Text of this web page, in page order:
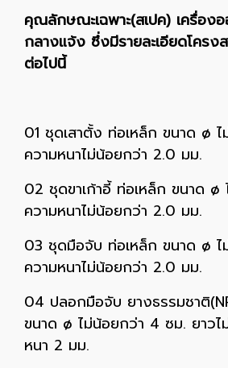
คุณลักษณะเฉพาะ(สเปค) เครื่อง
กลางแจ้ง ซึ่งมีรายละเอียดโครง
ต่อไปนี้
01 ชุดเสาตั้ง ท่อเหล็ก ขนาด ø
ความหนาไม่น้อยกว่า 2.0 มม.
02 ชุดขาเก้าอี้ ท่อเหล็ก ขนาด ø
ความหนาไม่น้อยกว่า 2.0 มม.
03 ชุดมือจับ ท่อเหล็ก ขนาด ø ไ
ความหนาไม่น้อยกว่า 2.0 มม.
04 ปลอกมือจับ ยางธรรมชาติ
ขนาด ø ไม่น้อยกว่า 4 ซม. ยาวไ
หนา 2 มม.